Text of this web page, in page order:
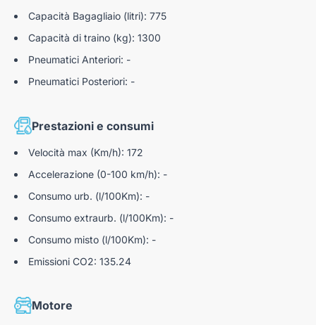
Hill Assist
Panchetta in seconda fila ribaltabile 2/3 - 1/3 con
Safety pack
Freno di stazionamento elettrico
Sensori Di Parcheggio Posteriori
Capacità Bagagliaio (litri): 775
Capacità di traino (kg): 1300
Pneumatici Anteriori: -
Pneumatici Posteriori: -
Prestazioni e consumi
Velocità max (Km/h): 172
Accelerazione (0-100 km/h): -
Consumo urb. (l/100Km): -
Consumo extraurb. (l/100Km): -
Consumo misto (l/100Km): -
Emissioni CO2: 135.24
Motore